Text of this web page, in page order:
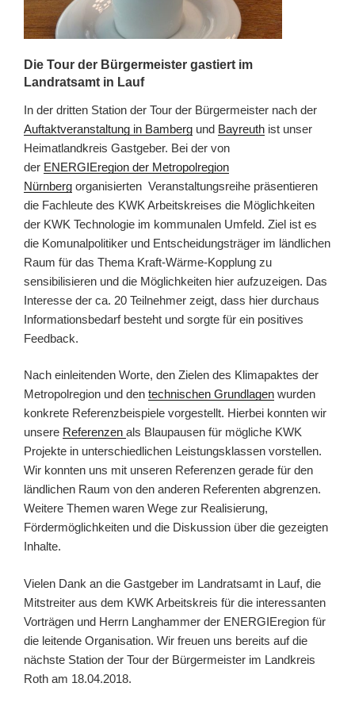
Die Tour der Bürgermeister gastiert im
Landratsamt in Lauf
In der dritten Station der Tour der Bürgermeister nach der
Auftaktveranstaltung in Bamberg und Bayreuth ist unser
Heimatlandkreis Gastgeber. Bei der von
der ENERGIEregion der Metropolregion
Nürnberg organisierten Veranstaltungsreihe präsentieren
die Fachleute des KWK Arbeitskreises die Möglichkeiten
der KWK Technologie im kommunalen Umfeld. Ziel ist es
die Komunalpolitiker und Entscheidungsträger im ländlichen
Raum für das Thema Kraft-Wärme-Kopplung zu
sensibilisieren und die Möglichkeiten hier aufzuzeigen. Das
Interesse der ca. 20 Teilnehmer zeigt, dass hier durchaus
Informationsbedarf besteht und sorgte für ein positives
Feedback.
Nach einleitenden Worte, den Zielen des Klimapaktes der
Metropolregion und den technischen Grundlagen wurden
konkrete Referenzbeispiele vorgestellt. Hierbei konnten wir
unsere Referenzen als Blaupausen für mögliche KWK
Projekte in unterschiedlichen Leistungsklassen vorstellen.
Wir konnten uns mit unseren Referenzen gerade für den
ländlichen Raum von den anderen Referenten abgrenzen.
Weitere Themen waren Wege zur Realisierung,
Fördermöglichkeiten und die Diskussion über die gezeigten
Inhalte.
Vielen Dank an die Gastgeber im Landratsamt in Lauf, die
Mitstreiter aus dem KWK Arbeitskreis für die interessanten
Vorträgen und Herrn Langhammer der ENERGIEregion für
die leitende Organisation. Wir freuen uns bereits auf die
nächste Station der Tour der Bürgermeister im Landkreis
Roth am 18.04.2018.